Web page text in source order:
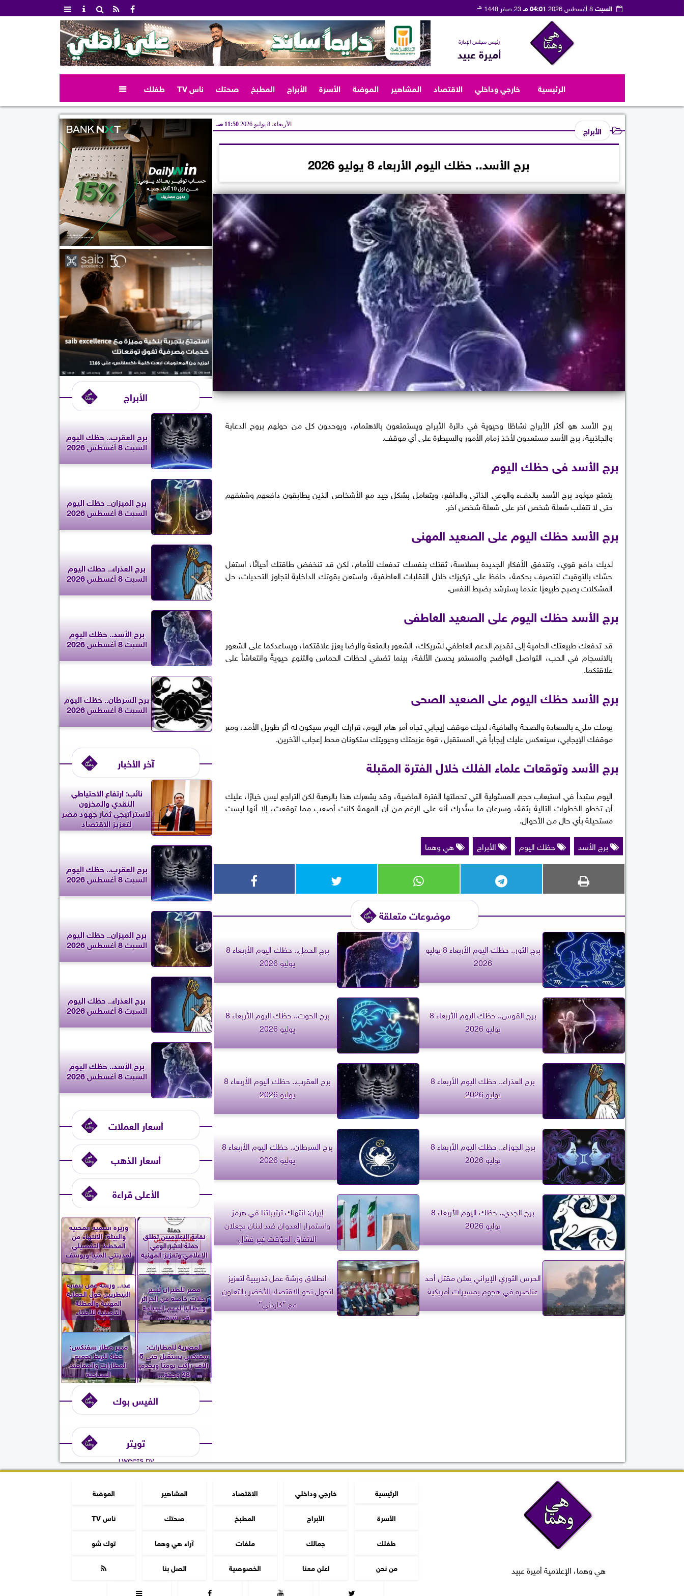
السبت8 أغسطس 2026 04:01 مـ 23 صفر 1448 هـ
رئيس مجلس الإدارة
أميرة عبيد
الرئيسية خارجي وداخلي الاقتصاد المشاهير الموضة الأسرة الأبراج المطبخ صحتك ناس TV طفلك 
الأبراج الأربعاء، 8 يوليو 2026 11:50 صـ
برج الأسد.. حظك اليوم الأربعاء 8 يوليو 2026
برج الأسد هو أكثر الأبراج نشاطًا وحيوية في دائرة الأبراج ويستمتعون بالاهتمام، ويوحدون كل من حولهم بروح الدعابة
والجاذبية، برج الأسد مستعدون لأخذ زمام الأمور والسيطرة على أي موقف.
برج الأسد فى حظك اليوم
يتمتع مولود برج الأسد بالدفء والوعي الذاتي والدافع، ويتعامل بشكل جيد مع الأشخاص الذين يطابقون دافعهم وشغفهم
حتى لا تتغلب شعلة شخص آخر على شعلة شخص آخر.
برج الأسد حظك اليوم على الصعيد المهنى
لديك دافع قوي، وتتدفق الأفكار الجديدة بسلاسة، ثقتك بنفسك تدفعك للأمام، لكن قد تنخفض طاقتك أحيانًا، استغل
حسّك بالتوقيت لتتصرف بحكمة، حافظ على تركيزك خلال التقلبات العاطفية، واستعن بقوتك الداخلية لتجاوز التحديات، حل
المشكلات يصبح طبيعيًا عندما يسترشد بضبط النفس.
برج الأسد حظك اليوم على الصعيد العاطفى
قد تدفعك طبيعتك الحامية إلى تقديم الدعم العاطفي لشريكك، الشعور بالمتعة والرضا يعزز علاقتكما، ويساعدكما على الشعور
بالانسجام في الحب، التواصل الواضح والمستمر يحسن الألفة، بينما تضفي لحظات الحماس والتنوع حيويةً وانتعاشاً على
علاقتكما.
برج الأسد حظك اليوم على الصعيد الصحى
يومك مليء بالسعادة والصحة والعافية، لديك موقف إيجابي تجاه أمر هام اليوم، قرارك اليوم سيكون له أثر طويل الأمد، ومع
موقفك الإيجابي، سينعكس عليك إيجاباً في المستقبل، قوة عزيمتك وحيويتك ستكونان محط إعجاب الآخرين.
برج الأسد وتوقعات علماء الفلك خلال الفترة المقبلة
اليوم ستبدأ في استيعاب حجم المسئولية التي تحملتها الفترة الماضية، وقد يشعرك هذا بالرهبة لكن التراجع ليس خيارًا، عليك
أن تخطو الخطوات التالية بثقة، وسرعان ما ستُدرك أنه على الرغم من أن المهمة كانت أصعب مما توقعت، إلا أنها ليست
مستحيلة بأي حال من الأحوال.
برج الأسد
حظك اليوم الأبراج هي وهما
موضوعات متعلقة
برج الثور.. حظك اليوم الأربعاء 8 يوليو
2026
برج الحمل.. حظك اليوم الأربعاء 8
يوليو 2026
برج القوس.. حظك اليوم الأربعاء 8
يوليو 2026
برج الحوت.. حظك اليوم الأربعاء 8
يوليو 2026
برج العذراء.. حظك اليوم الأربعاء 8
يوليو 2026
برج العقرب.. حظك اليوم الأربعاء 8
يوليو 2026
برج الجوزاء.. حظك اليوم الأربعاء 8
يوليو 2026
برج السرطان.. حظك اليوم الأربعاء 8
يوليو 2026
برج الجدي.. حظك اليوم الأربعاء 8
يوليو 2026
إيران: انتهاك ترتيباتنا في هرمز
واستمرار العدوان ضد لبنان يجعلان
الاتفاق المؤقت غير فعّال
الحرس الثوري الإيراني يعلن مقتل أحد
عناصره في هجوم بمسيرات أمريكية
انطلاق ورشة عمل تدريبية لتعزيز
لتحول نحو الاقتصاد الأخضر بالتعاون
مع ”كاردني”
الأبراج
برج العقرب.. حظك اليوم
السبت 8 أغسطس 2026
برج الميزان.. حظك اليوم
السبت 8 أغسطس 2026
برج العذراء.. حظك اليوم
السبت 8 أغسطس 2026
برج الأسد.. حظك اليوم
السبت 8 أغسطس 2026
برج السرطان.. حظك اليوم
السبت 8 أغسطس 2026
آخر الأخبار
نائب: ارتفاع الاحتياطي
النقدي والمخزون
الاستراتيجي ثمار جهود مصر
لتعزيز الاقتصاد
برج العقرب.. حظك اليوم
السبت 8 أغسطس 2026
برج الميزان.. حظك اليوم
السبت 8 أغسطس 2026
برج العذراء.. حظك اليوم
السبت 8 أغسطس 2026
برج الأسد.. حظك اليوم
السبت 8 أغسطس 2026
أسعار العملات
أسعار الذهب
الأعلى قراءة
نقابة الإعلاميين تطلق
حملة لنشر الوعي
الإعلامي وتعزيز المهنية
وزيرة التنمية المحلية
والبيئة: الانتهاء من
المخطط التفصيلي
لمدينتي المنيا ويوسف
الصديق...
مصر للطيران تُسير
رحلات خاصة من الجزائر
وإيطاليا لدعم السياحة
في شرم...
غدا.. ورشة عمل بنقابة
البيطريين حول الحماية
المهنية والمظلة
التأمينية للأطباء
العاملين...
المصرية للمطارات:
سفنكس يستقبل حتى 5
آلاف راكب يوميًا ويخدم
28 وجهة...
مدير مطار سفنكس:
خطة للربط بجميع
المطارات والمقاصد
السياحية
الفيس بوك
تويتر
Tweets by
هي وهما، الإعلامية أميرة عبيد
الرئيسية خارجي وداخلي الاقتصاد المشاهير
الموضة
الأسرة
الأبراج المطبخ صحتك
ناس TV
طفلك
جمالك ملفات آراء هي وهما
توك شو
من نحن
اعلن معنا الخصوصية اتصل بنا




